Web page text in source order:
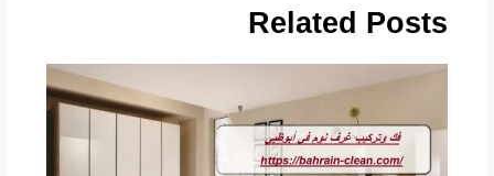
Related Posts